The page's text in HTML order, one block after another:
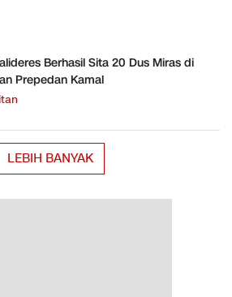
Berhasil Sita 20 Dus Miras di
Prepedan Kamal
LEBIH BANYAK